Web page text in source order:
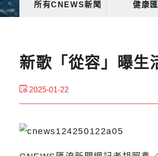
所有CNEWS新聞 健康
新歌「從容」曝
2025-01-22